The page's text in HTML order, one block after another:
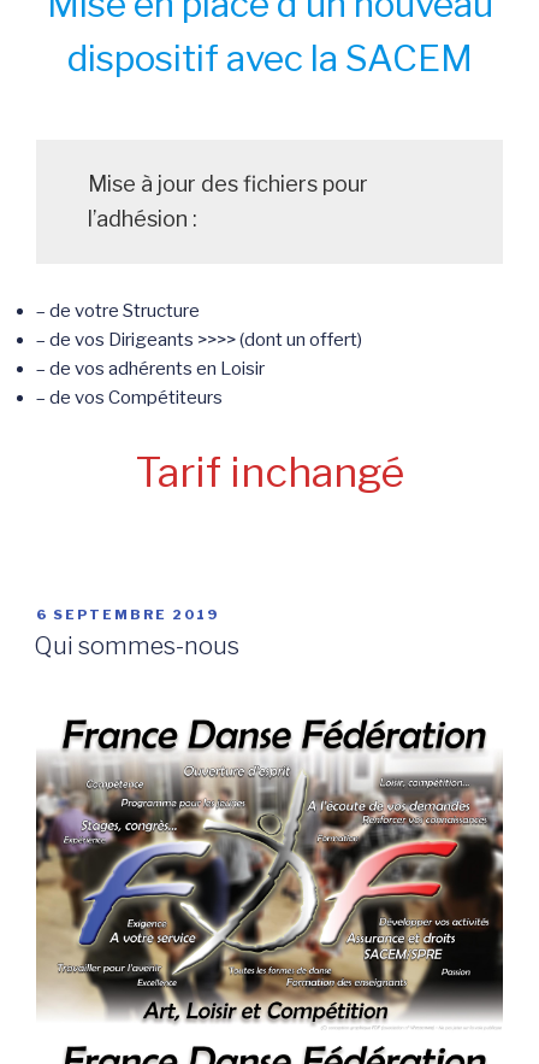
dispositif avec la SACEM
Mise à jour des fichiers pour
l’adhésion :
– de votre Structure
– de vos Dirigeants >>>> (dont un offert)
– de vos adhérents en Loisir
– de vos Compétiteurs
Tarif inchangé
PUBLIÉ
LE
6 SEPTEMBRE 2019
Qui sommes-nous